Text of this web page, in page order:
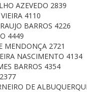
AZEVEDO 2839
4110
BARROS 4226
4449
MENDONÇA 2721
NASCIMENTO 4134
BARROS 4354
DE